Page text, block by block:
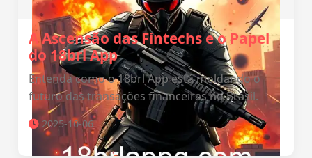
A Ascensão das Fintechs e o Papel
do 18brl App
Entenda como o 18brl App está moldando o
futuro das transações financeiras no Brasil.
2025-10-06